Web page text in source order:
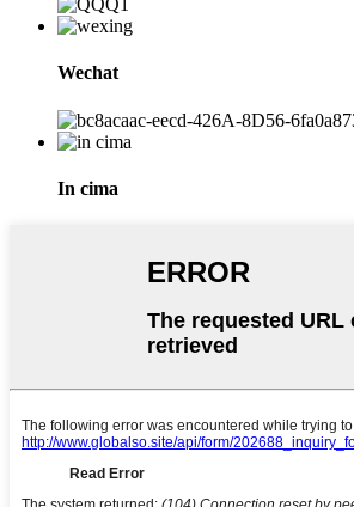
Wechat
In cima